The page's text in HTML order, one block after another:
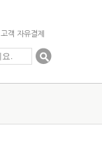
고객 자유결제